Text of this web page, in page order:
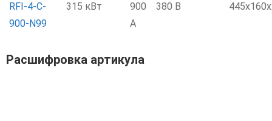
RFI-4-C-
900-N99
315 кВт
900
А
380 В
Расшифровка артикула